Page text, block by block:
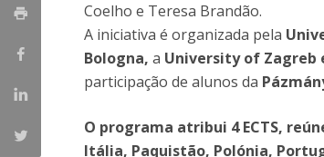
Coelho e Teresa Brandão.
A iniciativa é organizada pela
Bologna, a University of Zagreb
participação de alunos da
O programa atribui 4 ECTS,
Itália, Paquistão, Polónia,